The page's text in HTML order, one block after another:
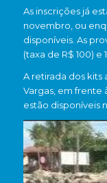
As inscrições já
novembro, ou
disponíveis. As
(taxa de R$ 100) e
A retirada dos kits
Vargas, em frente
estão disponíveis